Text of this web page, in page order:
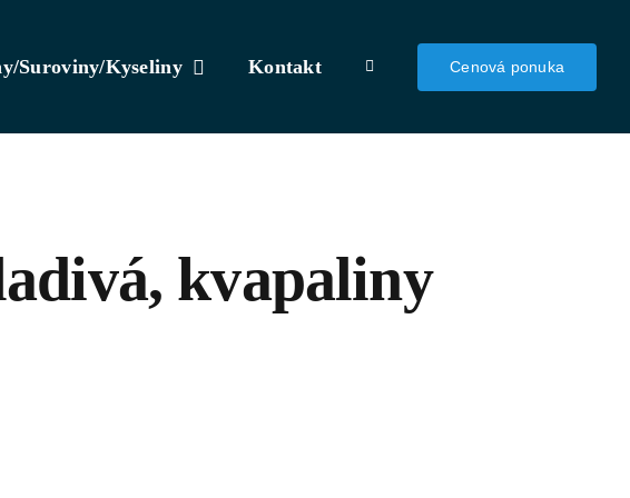
Suroviny/Kyseliny Kontakt Cenová ponuka
kvapaliny